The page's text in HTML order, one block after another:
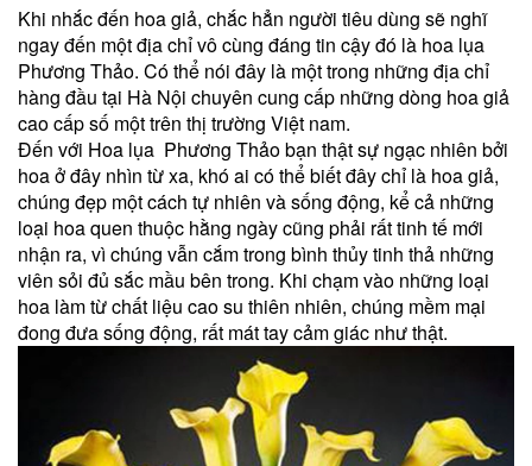
Khi nhắc đến hoa giả, chắc hẳn người tiêu dùng sẽ nghĩ
ngay đến một địa chỉ vô cùng đáng tin cậy đó là hoa lụa
Phương Thảo. Có thể nói đây là một trong những địa chỉ
hàng đầu tại Hà Nội chuyên cung cấp những dòng hoa giả
cao cấp số một trên thị trường Việt nam.
Đến với Hoa lụa Phương Thảo bạn thật sự ngạc nhiên bởi
hoa ở đây nhìn từ xa, khó ai có thể biết đây chỉ là hoa giả,
chúng đẹp một cách tự nhiên và sống động, kể cả những
loại hoa quen thuộc hằng ngày cũng phải rất tinh tế mới
nhận ra, vì chúng vẫn cắm trong bình thủy tinh thả những
viên sỏi đủ sắc mầu bên trong. Khi chạm vào những loại
hoa làm từ chất liệu cao su thiên nhiên, chúng mềm mại
đong đưa sống động, rất mát tay cảm giác như thật.